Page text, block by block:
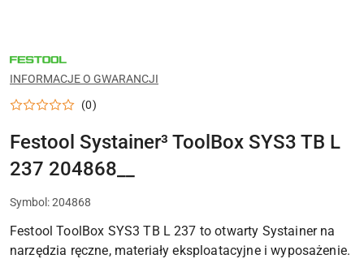
NARZĘDZIA
FESTOOL
DO
WARSZTATU,
MONTAŻU
WYKOŃCZENIOWYCH
INFORMACJE O GWARANCJI
(0)
Festool Systainer³ ToolBox SYS3 TB L
237 204868__
Symbol:204868
Festool ToolBox SYS3 TB L 237 to otwarty Systainer na
narzędzia ręczne, materiały eksploatacyjne i wyposażenie.